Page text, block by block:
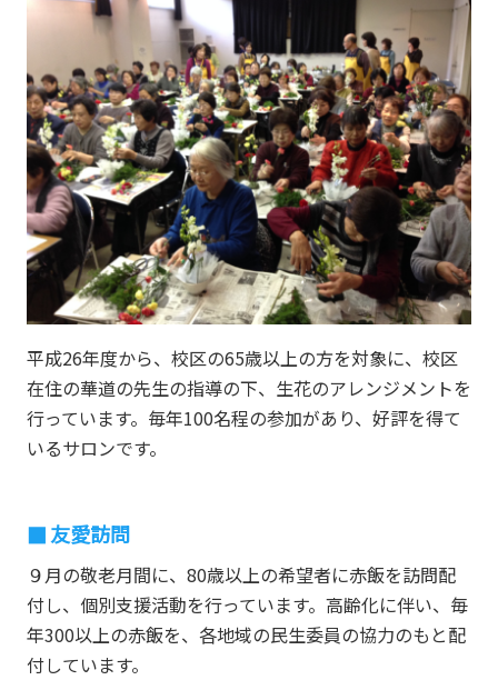
平成26年度から、校区の65歳以上の方を対象に、校区
在住の華道の先生の指導の下、生花のアレンジメントを
行っています。毎年100名程の参加があり、好評を得て
いるサロンです。
友愛訪問
９月の敬老月間に、80歳以上の希望者に赤飯を訪問配
付し、個別支援活動を行っています。高齢化に伴い、毎
年300以上の赤飯を、各地域の民生委員の協力のもと配
付しています。